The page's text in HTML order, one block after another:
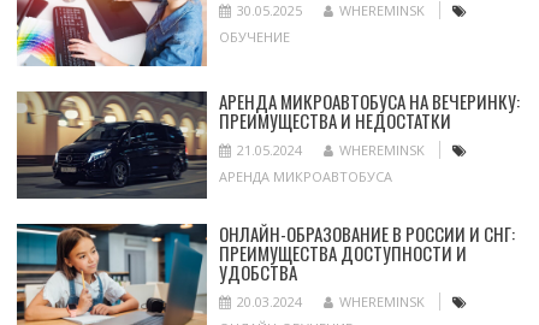
30.05.2025
WHEREMINSK
ОБУЧЕНИЕ
АРЕНДА МИКРОАВТОБУСА НА ВЕЧЕРИНКУ:
ПРЕИМУЩЕСТВА И НЕДОСТАТКИ
21.05.2024
WHEREMINSK
АРЕНДА МИКРОАВТОБУСА
ОНЛАЙН-ОБРАЗОВАНИЕ В РОССИИ И СНГ:
ПРЕИМУЩЕСТВА ДОСТУПНОСТИ И
УДОБСТВА
20.03.2024
WHEREMINSK